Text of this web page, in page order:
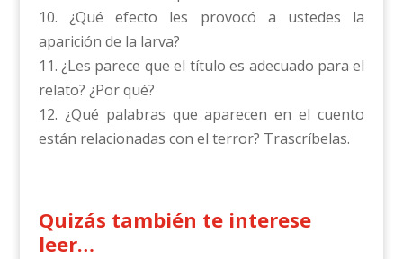
10. ¿Qué efecto les provocó a ustedes la
aparición de la larva?
11. ¿Les parece que el título es adecuado para el
relato? ¿Por qué?
12. ¿Qué palabras que aparecen en el cuento
están relacionadas con el terror? Trascríbelas.
Quizás también te interese
leer…